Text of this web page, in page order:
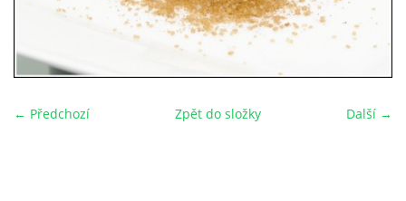
← Předchozí Další →
Zpět do složky